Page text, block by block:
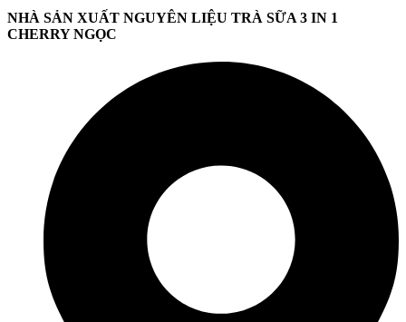
NHÀ SẢN XUẤT NGUYÊN LIỆU TRÀ SỮA 3 IN 1
CHERRY NGỌC